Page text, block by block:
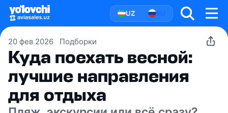
UZ
20 фев 2026 Подборки
Куда поехать весной:
лучшие направления
для отдыха